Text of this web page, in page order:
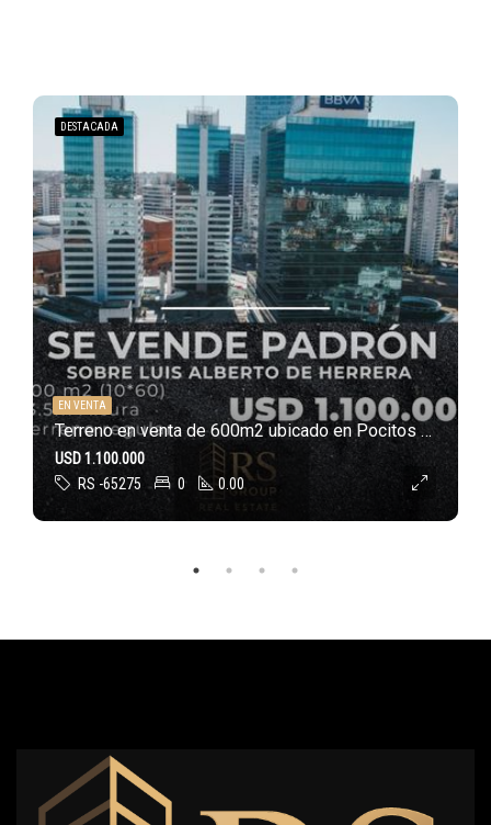
Terreno en venta de 600m2 ubicado en Pocitos Nuevo
RS -65275 0 0.00
USD 1.100.000
EN VENTA
DESTACADA